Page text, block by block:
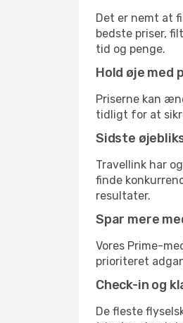
Det er nemt at
bedste priser,
tid og penge.
Hold øje med
Priserne kan
tidligt for at
Sidste
Travellink har
finde
resultater.
Spar mere
Vores Prime-
prioriteret
Check-in og
De fleste